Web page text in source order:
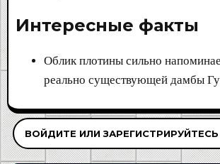
Интересные факты​
Облик плотины сильно
реально существующей дамбы
ВОЙДИТЕ ИЛИ